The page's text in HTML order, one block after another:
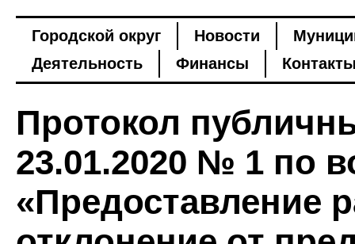
Городской округ Новости
Деятельность
Финансы
Протокол
23.01.2020 № 1 по
«Предоставление